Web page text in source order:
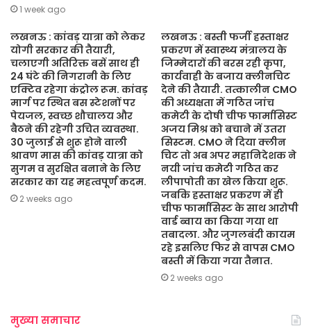
1 week ago
लखनऊ : कांवड़ यात्रा को लेकर
योगी सरकार की तैयारी,
चलाएगी अतिरिक्त बसें साथ ही
24 घंटे की निगरानी के लिए
एक्टिव रहेगा कंट्रोल रूम. कांवड़
मार्ग पर स्थित बस स्टेशनों पर
पेयजल, स्वच्छ शौचालय और
बैठने की रहेगी उचित व्यवस्था.
30 जुलाई से शुरू होने वाली
श्रावण मास की कांवड़ यात्रा को
सुगम व सुरक्षित बनाने के लिए
सरकार का यह महत्वपूर्ण कदम.
2 weeks ago
लखनऊ : बस्ती फर्जी हस्ताक्षर
प्रकरण में स्वास्थ्य मंत्रालय के
जिम्मेदारों की बरस रही कृपा,
कार्यवाही के बजाय क्लीनचिट
देने की तैयारी. तत्कालीन CMO
की अध्यक्षता में गठित जांच
कमेटी के दोषी चीफ फार्मासिस्ट
अजय मिश्र को बचाने में उतरा
सिस्टम. CMO ने दिया क्लीन
चिट तो अब अपर महानिदेशक ने
नयी जांच कमेटी गठित कर
लीपापोती का खेल किया शुरू.
जबकि हस्ताक्षर प्रकरण में ही
चीफ फार्मासिस्ट के साथ आरोपी
वार्ड ब्वाय का किया गया था
तबादला. और जुगलबंदी कायम
रहे इसलिए फिर से वापस CMO
बस्ती में किया गया तैनात.
2 weeks ago
मुख्या समाचार